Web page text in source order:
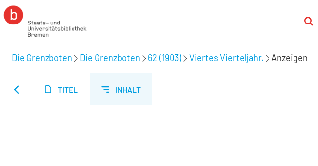
Die Grenzboten Die Grenzboten 62 (1903) Viertes Vierteljahr. Anzeigen
TITEL INHALT